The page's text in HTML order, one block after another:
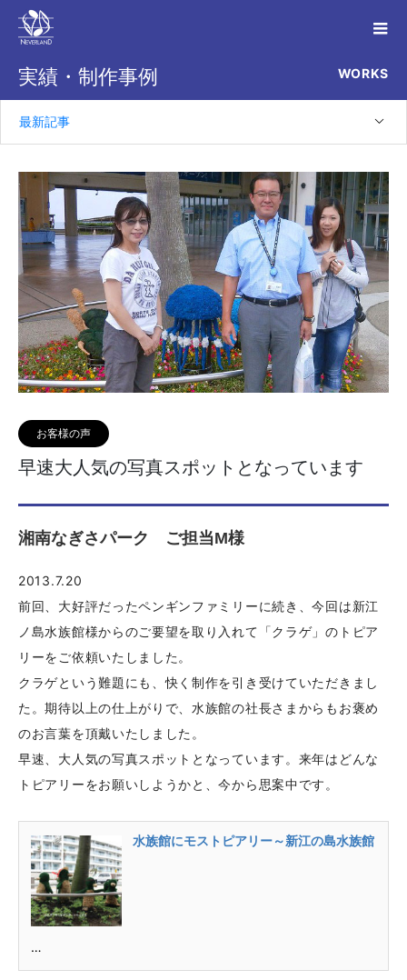
実績・制作事例 WORKS
最新記事
お客様の声
早速大人気の写真スポットとなっています
湘南なぎさパーク ご担当M様
2013.7.20
前回、大好評だったペンギンファミリーに続き、今回は新江
ノ島水族館様からのご要望を取り入れて「クラゲ」のトピア
リーをご依頼いたしました。
クラゲという難題にも、快く制作を引き受けていただきまし
た。期待以上の仕上がりで、水族館の社長さまからもお褒め
のお言葉を頂戴いたしました。
早速、大人気の写真スポットとなっています。来年はどんな
トピアリーをお願いしようかと、今から思案中です。
水族館にモストピアリー～新江の島水族館
…